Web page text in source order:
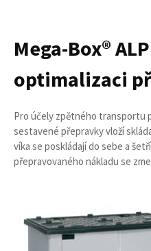
Mega-Box®
optimalizaci
Pro účely zpětného transportu
sestavené přepravky vloží
víka se poskládají do sebe a
přepravovaného nákladu se